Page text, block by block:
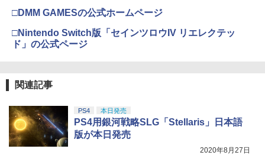
□DMM GAMESの公式ホームページ
□Nintendo Switch版「セインツロウIV リエレクテッ
ド」の公式ページ
関連記事
PS4 本日発売
PS4用銀河戦略SLG「Stellaris」日本語
版が本日発売
2020年8月27日